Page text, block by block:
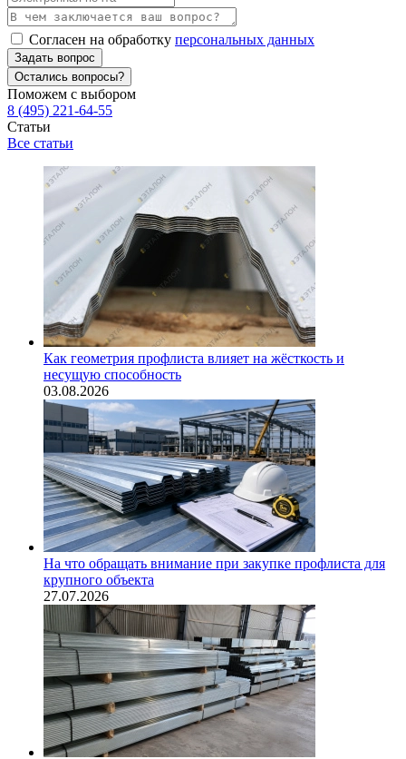
Согласен на обработку персональных данных
Задать вопрос
Остались вопросы?
Поможем с выбором
8 (495) 221-64-55
Статьи
Все статьи
Как геометрия профлиста влияет на жёсткость и
несущую способность
03.08.2026
На что обращать внимание при закупке профлиста для
крупного объекта
27.07.2026